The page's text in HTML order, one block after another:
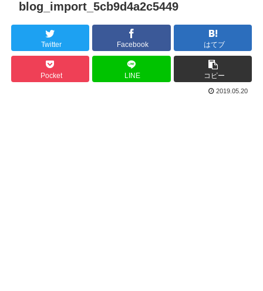
blog_import_5cb9d4a2c5449
Twitter Facebook はてブ
Pocket LINE コピー
2019.05.20